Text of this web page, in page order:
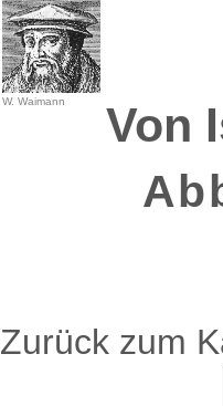
W. Waimann Von
Zurück zum